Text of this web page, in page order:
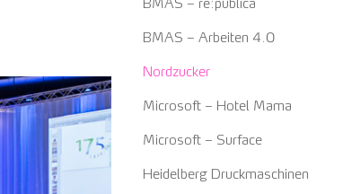
BMAS – Arbeiten 4.0
Nordzucker
Microsoft – Hotel Mama
Microsoft – Surface
Heidelberg Druckmaschinen